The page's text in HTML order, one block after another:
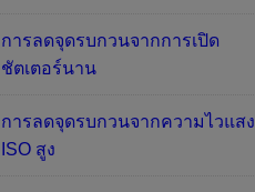
การลดจุดรบกวนจากการเปิด
ชัตเตอร์นาน
การลดจุดรบกวนจากความไวแสง
ISO สูง